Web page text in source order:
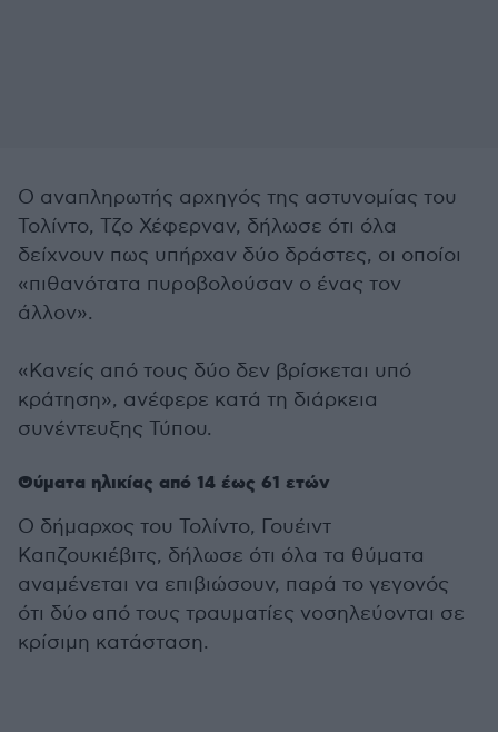
Ο αναπληρωτής αρχηγός της αστυνομίας του
Τολίντο, Τζο Χέφερναν, δήλωσε ότι όλα
δείχνουν πως υπήρχαν δύο δράστες, οι οποίοι
«πιθανότατα πυροβολούσαν ο ένας τον
άλλον».
«Κανείς από τους δύο δεν βρίσκεται υπό
κράτηση», ανέφερε κατά τη διάρκεια
συνέντευξης Τύπου.
Θύματα ηλικίας από 14 έως 61 ετών
Ο δήμαρχος του Τολίντο, Γουέιντ
Καπζουκιέβιτς, δήλωσε ότι όλα τα θύματα
αναμένεται να επιβιώσουν, παρά το γεγονός
ότι δύο από τους τραυματίες νοσηλεύονται σε
κρίσιμη κατάσταση.